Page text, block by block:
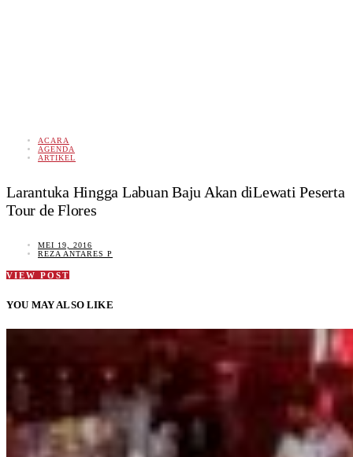
ACARA
AGENDA
ARTIKEL
Larantuka Hingga Labuan Baju Akan diLewati Peserta
Tour de Flores
MEI 19, 2016
REZA ANTARES P
VIEW POST
YOU MAY ALSO LIKE